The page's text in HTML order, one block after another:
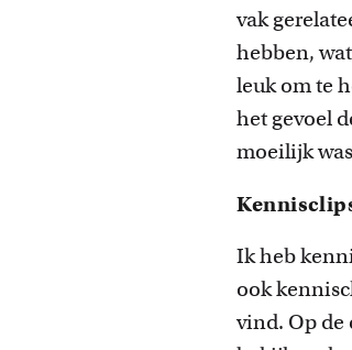
vak
hebben,
leuk om te
het gevoel
moeilijk
Ik heb
ook
vind. Op de